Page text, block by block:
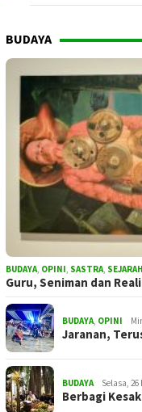
BUDAYA
BUDAYA, OPINI, SASTRA, SEJARAH
Guru, Seniman dan
BUDAYA, OPINI
Jaranan,
BUDAYA Selasa, 26
Berbagi